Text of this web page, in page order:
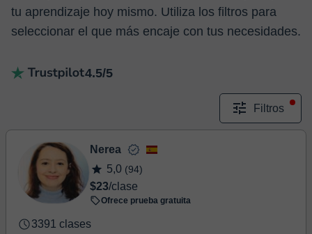
tu aprendizaje hoy mismo. Utiliza los filtros para
seleccionar el que más encaje con tus necesidades.
4.5/5
Filtros
Nerea
5,0 (94)
$23/clase
Ofrece prueba gratuita
3391 clases